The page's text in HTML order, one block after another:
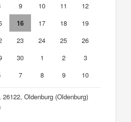
9 10 11
12
16 17 18
19
23 24 25
26
30 1 2
3
7 8 9 10
26122, Oldenburg (Oldenburg)